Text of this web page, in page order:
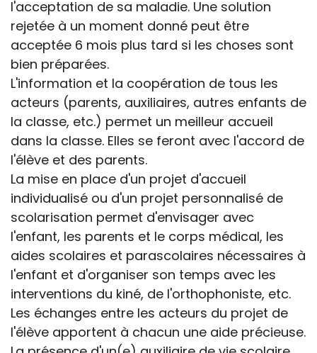
l'acceptation de sa maladie. Une solution
rejetée à un moment donné peut être
acceptée 6 mois plus tard si les choses sont
bien préparées.
L'information et la coopération de tous les
acteurs (parents, auxiliaires, autres enfants de
la classe, etc.) permet un meilleur accueil
dans la classe. Elles se feront avec l'accord de
l'élève et des parents.
La mise en place d'un projet d'accueil
individualisé ou d'un projet personnalisé de
scolarisation permet d'envisager avec
l'enfant, les parents et le corps médical, les
aides scolaires et parascolaires nécessaires à
l'enfant et d'organiser son temps avec les
interventions du kiné, de l'orthophoniste, etc.
Les échanges entre les acteurs du projet de
l'élève apportent à chacun une aide précieuse.